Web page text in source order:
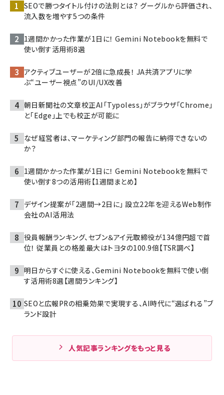
SEOで勝つタイトル付けの法則とは？ グーグルから評価され、
流入数を増やす5つの条件
1週間かかった作業が1日に！ Gemini Notebookを無料で
使い倒す活用術8選
アクティブユーザーが2倍に急成長！ JA共済アプリに学
ぶ“ユーザー視点”のUI/UX改善
朝日新聞社の文章校正AI「Typoless」がブラウザ「Chrome」
と「Edge」上でも校正が可能に
なぜ経営者は、マーケティング部門の報告に納得できないの
か？
1週間かかった作業が1日に！ Gemini Notebookを無料で
使い倒す8つの活用術【1週間まとめ】
デザイン提案が「2週間→2日に」 設立22年を迎えるWeb制作
会社のAI活用法
役員報酬ランキング、セブン＆アイ元取締役が134億円超で首
位！ 従業員との格差最大はトヨタの100.9倍【TSR調べ】
明日からすぐに使える、Gemini Notebookを無料で使い倒
す活用術8選【週間ランキング】
SEOと広報PRの相乗効果で実現する、AI時代に“選ばれる”ブ
ランド設計
人気記事ランキングをもっと見る